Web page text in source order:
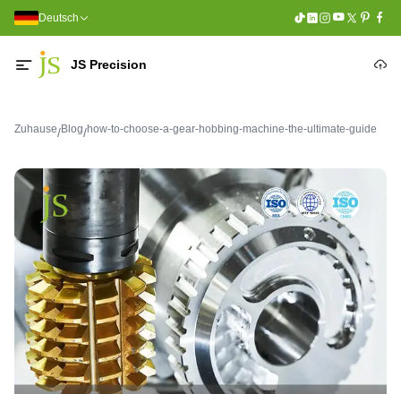
Deutsch
JS Precision
Zuhause/Blog/how-to-choose-a-gear-hobbing-machine-the-ultimate-guide